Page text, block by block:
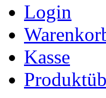
Login
Kasse